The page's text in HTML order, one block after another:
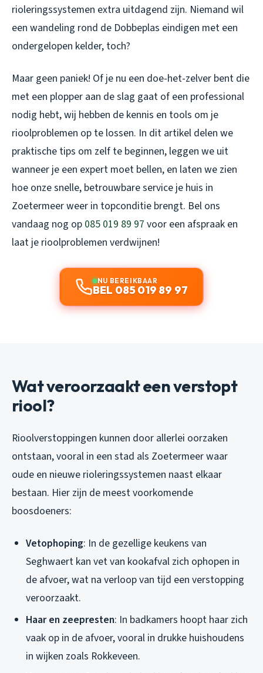
rioleringssystemen extra uitdagend zijn. Niemand wil
een wandeling rond de Dobbeplas eindigen met een
ondergelopen kelder, toch?
Maar geen paniek! Of je nu een doe-het-zelver bent die
met een plopper aan de slag gaat of een professional
nodig hebt, wij hebben de kennis en tools om je
rioolproblemen op te lossen. In dit artikel delen we
praktische tips om zelf te beginnen, leggen we uit
wanneer je een expert moet bellen, en laten we zien
hoe onze snelle, betrouwbare service je huis in
Zoetermeer weer in topconditie brengt. Bel ons
vandaag nog op 085 019 89 97 voor een afspraak en
laat je rioolproblemen verdwijnen!
NU BEREIKBAAR
BEL 085 019 89 97
Wat veroorzaakt een verstopt
riool?
Rioolverstoppingen kunnen door allerlei oorzaken
ontstaan, vooral in een stad als Zoetermeer waar
oude en nieuwe rioleringssystemen naast elkaar
bestaan. Hier zijn de meest voorkomende
boosdoeners:
Vetophoping: In de gezellige keukens van
Seghwaert kan vet van kookafval zich ophopen in
de afvoer, wat na verloop van tijd een verstopping
veroorzaakt.
Haar en zeepresten: In badkamers hoopt haar zich
vaak op in de afvoer, vooral in drukke huishoudens
in wijken zoals Rokkeveen.